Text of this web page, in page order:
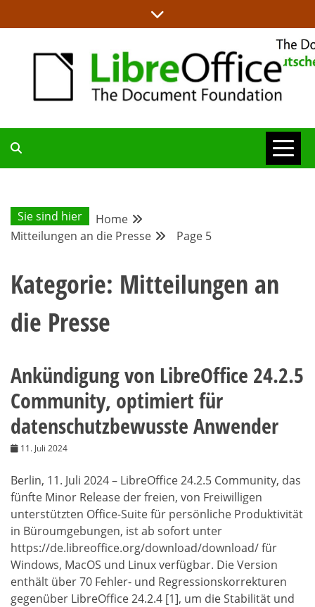
to
DEUTSCHER
COMMUNITY-
BLOG
Sie sind hier
Home
Mitteilungen an die Presse
Page 5
Kategorie: Mitteilungen an
die Presse
Ankündigung von LibreOffice 24.2.5
Community, optimiert für
datenschutzbewusste Anwender
11. Juli 2024
Berlin, 11. Juli 2024 – LibreOffice 24.2.5 Community, das
fünfte Minor Release der freien, von Freiwilligen
unterstützten Office-Suite für persönliche Produktivität
in Büroumgebungen, ist ab sofort unter
https://de.libreoffice.org/download/download/ für
Windows, MacOS und Linux verfügbar. Die Version
enthält über 70 Fehler- und Regressionskorrekturen
gegenüber LibreOffice 24.2.4 [1], um die Stabilität und